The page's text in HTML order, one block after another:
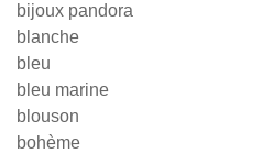
bijoux pandora
blanche
bleu
bleu marine
blouson
bohème